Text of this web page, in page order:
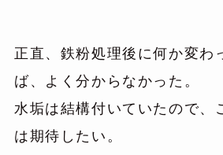
正直、鉄粉処理後に何か変わ
ば、よく分からなかった。
水垢は結構付いていたので、
は期待したい。